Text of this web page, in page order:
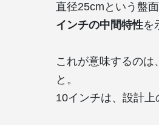
直径25cmという盤
インチの中間特性を
これが意味するのは、
と。
10インチは、設計上